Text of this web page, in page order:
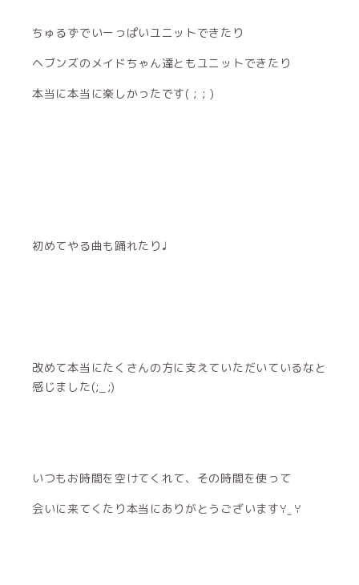
ちゅるずでいーっぱいユニットできたり
ヘブンズのメイドちゃん達ともユニットできたり
本当に本当に楽しかったです( ; ; )
初めてやる曲も踊れたり♩
改めて本当にたくさんの方に支えていただいているなと
感じました(;_;)
いつもお時間を空けてくれて、その時間を使って
会いに来てくたり本当にありがとうございますꌩ ̫ ꌩ